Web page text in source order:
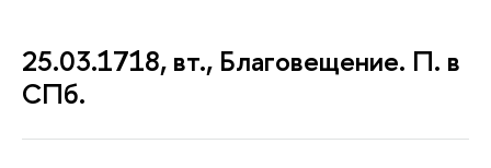
25.03.1718, вт., Благовещение. П. в
СПб.